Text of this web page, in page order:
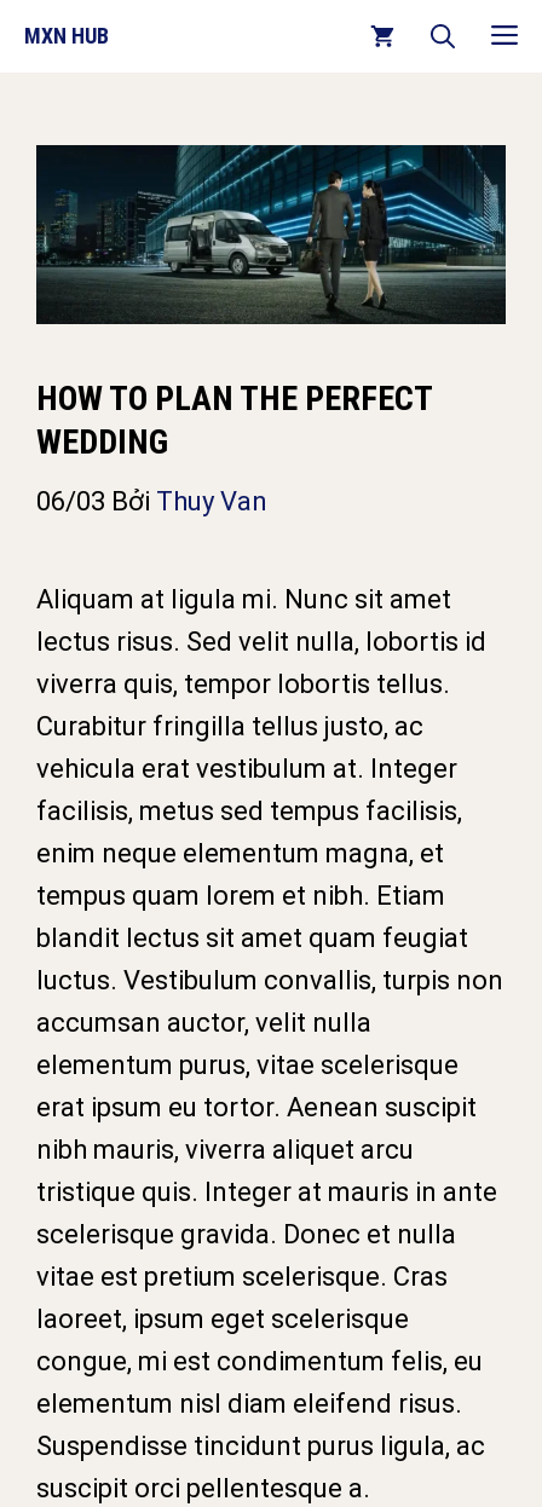
Chuyển
dung
MXN HUB
HOW TO PLAN THE PERFECT
WEDDING
06/03 Bởi Thuy Van
Aliquam at ligula mi. Nunc sit amet
lectus risus. Sed velit nulla, lobortis id
viverra quis, tempor lobortis tellus.
Curabitur fringilla tellus justo, ac
vehicula erat vestibulum at. Integer
facilisis, metus sed tempus facilisis,
enim neque elementum magna, et
tempus quam lorem et nibh. Etiam
blandit lectus sit amet quam feugiat
luctus. Vestibulum convallis, turpis non
accumsan auctor, velit nulla
elementum purus, vitae scelerisque
erat ipsum eu tortor. Aenean suscipit
nibh mauris, viverra aliquet arcu
tristique quis. Integer at mauris in ante
scelerisque gravida. Donec et nulla
vitae est pretium scelerisque. Cras
laoreet, ipsum eget scelerisque
congue, mi est condimentum felis, eu
elementum nisl diam eleifend risus.
Suspendisse tincidunt purus ligula, ac
suscipit orci pellentesque a.